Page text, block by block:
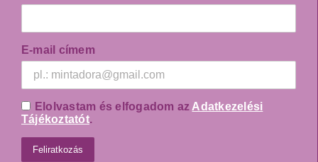
E-mail címem
Elolvastam és elfogadom az Adatkezelési
Tájékoztatót.